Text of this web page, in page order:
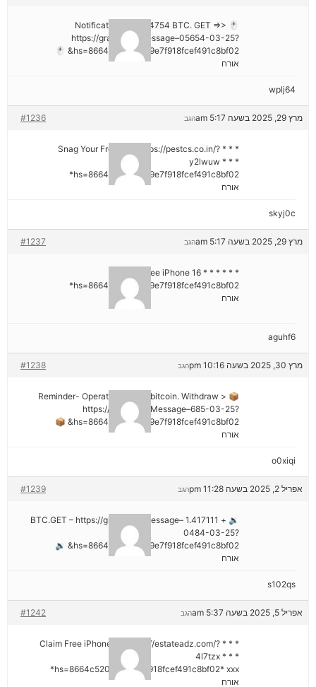
🖱 Notification; + 1,424754 BTC. GET =>>
https://graph.org/Message–05654-03-25?
hs=8664c520642b9e7f918fcef491c8bf02& 🖱
אורח
wplj64
מרץ 29, 2025 בשעה 5:17 am #1236 הגב
* * * Snag Your Free Gift: https://pestcs.co.in/?
y2lwuw * * *
hs=8664c520642b9e7f918fcef491c8bf02*
אורח
skyj0c
מרץ 29, 2025 בשעה 5:17 am #1237 הגב
* * * Claim Free iPhone 16 * * *
hs=8664c520642b9e7f918fcef491c8bf02*
אורח
aguhf6
מרץ 30, 2025 בשעה 10:16 pm #1238 הגב
📦 Reminder- Operation 1.9598 bitcoin. Withdraw >
https://graph.org/Message–685-03-25?
hs=8664c520642b9e7f918fcef491c8bf02& 📦
אורח
o0xiqi
אפריל 2, 2025 בשעה 11:28 pm #1239 הגב
🔉 + 1.417111 BTC.GET – https://graph.org/Message–
0484-03-25?
hs=8664c520642b9e7f918fcef491c8bf02& 🔉
אורח
s102qs
אפריל 5, 2025 בשעה 5:37 am #1242 הגב
* * * Claim Free iPhone 16: https://estateadz.com/?
4l7tzx * * *
hs=8664c520642b9e7f918fcef491c8bf02* ххх*
אורח